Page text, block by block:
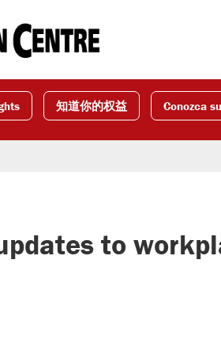
知道你的权益 Conozca
to